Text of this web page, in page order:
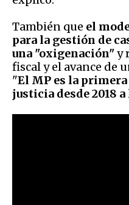
También que el
para la gestión de
una "oxigenación"y
fiscal y el avance de
"El MP es la
justicia desde 2018